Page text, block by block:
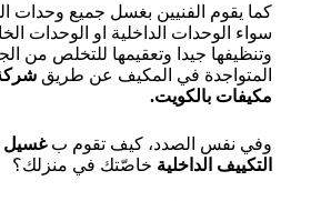
كما يقوم الفنيين بغسل جميع وحدات
سواء الوحدات الداخلية او الوحدات
وتنظيفها جيدا وتعقيمها للتخلص من
المتواجدة في المكيف عن طريق
مكيفات بالكويت.
وفي نفس الصدد، كيف تقوم بغسيل
التكييف الداخلية خاصّتك في منزلك؟